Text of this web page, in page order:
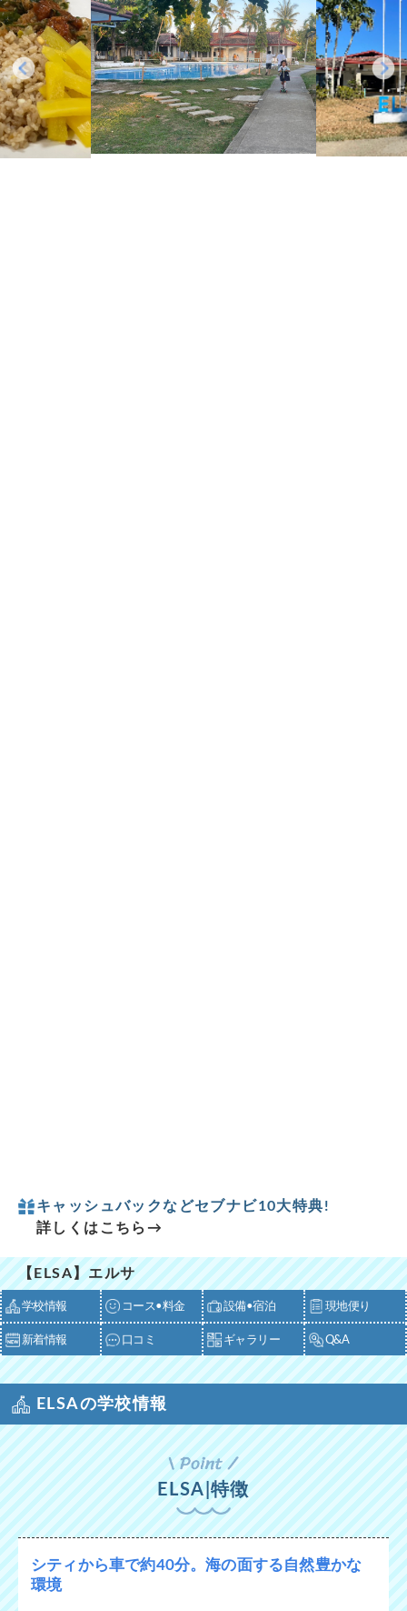
キャッシュバックなどセブナビ10大特典!
詳しくはこちら→
【ELSA】エルサ
学校情報 コース•料金 設備•宿泊 現地便り
新着情報 口コミ ギャラリー Q&A
ELSAの学校情報
ELSA|特徴
シティから車で約40分。海の面する自然豊かな
環境